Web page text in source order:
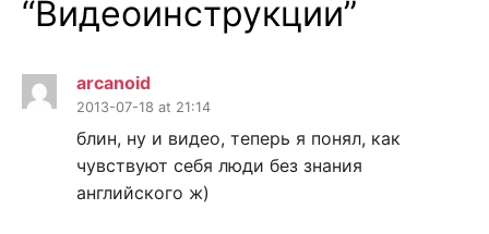
“Видеоинструкции”
arcanoid
2013-07-18 at 21:14
блин, ну и видео, теперь я понял, как
чувствуют себя люди без знания
английского ж)